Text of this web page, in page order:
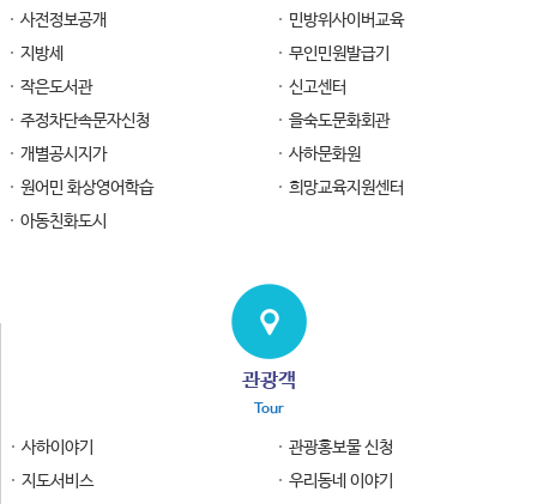
사전정보공개
민방위사이버교육
지방세
무인민원발급기
작은도서관
신고센터
주정차단속문자신청
을숙도문화회관
개별공시지가
사하문화원
원어민 화상영어학습
희망교육지원센터
아동친화도시
관광객
Tour
사하이야기
관광홍보물 신청
지도서비스
우리동네 이야기